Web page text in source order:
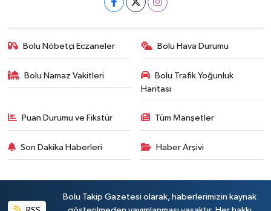
Bolu Nöbetçi Eczaneler Bolu Hava Durumu
Bolu Namaz Vakitleri
Bolu Trafik Yoğunluk
Haritası
Puan Durumu ve Fikstür Tüm Manşetler
Son Dakika Haberleri Haber Arşivi
Bolu Takip Gazetesi olarak, haberlerimizin kaynak